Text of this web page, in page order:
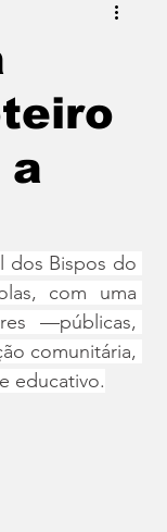
a
dos Bispos do
com uma
—públicas,
comunitária,
educativo.